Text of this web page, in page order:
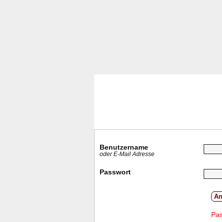
Benutzername
oder E-Mail Adresse
Passwort